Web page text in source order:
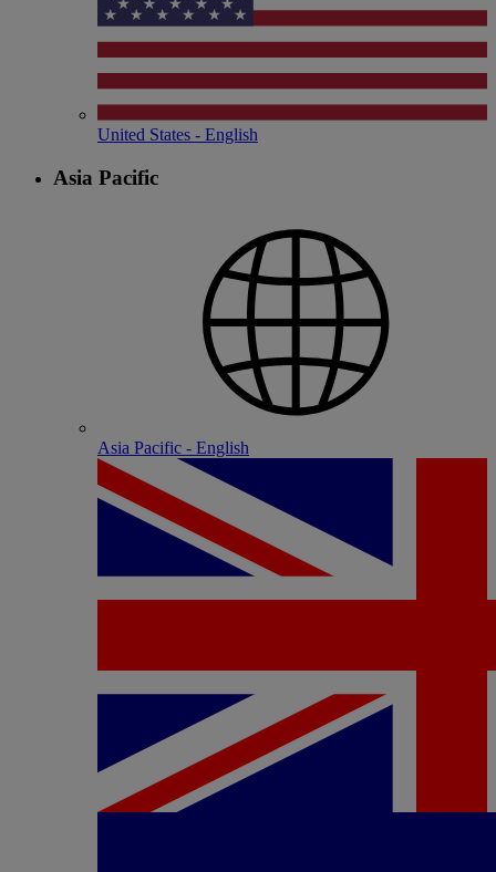
United States - English
Asia Pacific
Asia Pacific - English